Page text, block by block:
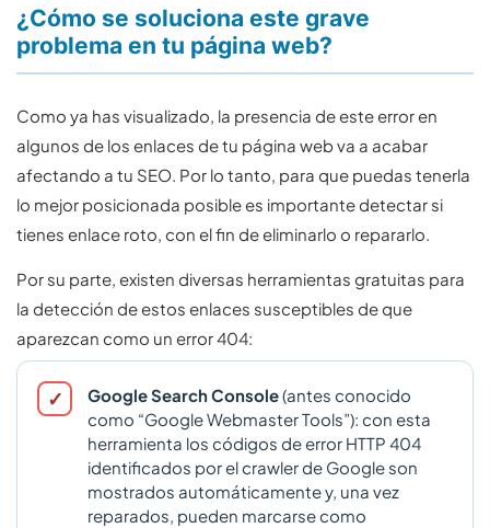
¿Cómo se soluciona este grave
problema en tu página web?
Como ya has visualizado, la presencia de este error en
algunos de los enlaces de tu página web va a acabar
afectando a tu SEO. Por lo tanto, para que puedas tenerla
lo mejor posicionada posible es importante detectar si
tienes enlace roto, con el fin de eliminarlo o repararlo.
Por su parte, existen diversas herramientas gratuitas para
la detección de estos enlaces susceptibles de que
aparezcan como un error 404:
Google Search Console(antes conocido
como “Google Webmaster Tools”): con esta
herramienta los códigos de error HTTP 404
identificados por el crawler de Google son
mostrados automáticamente y, una vez
reparados, pueden marcarse como